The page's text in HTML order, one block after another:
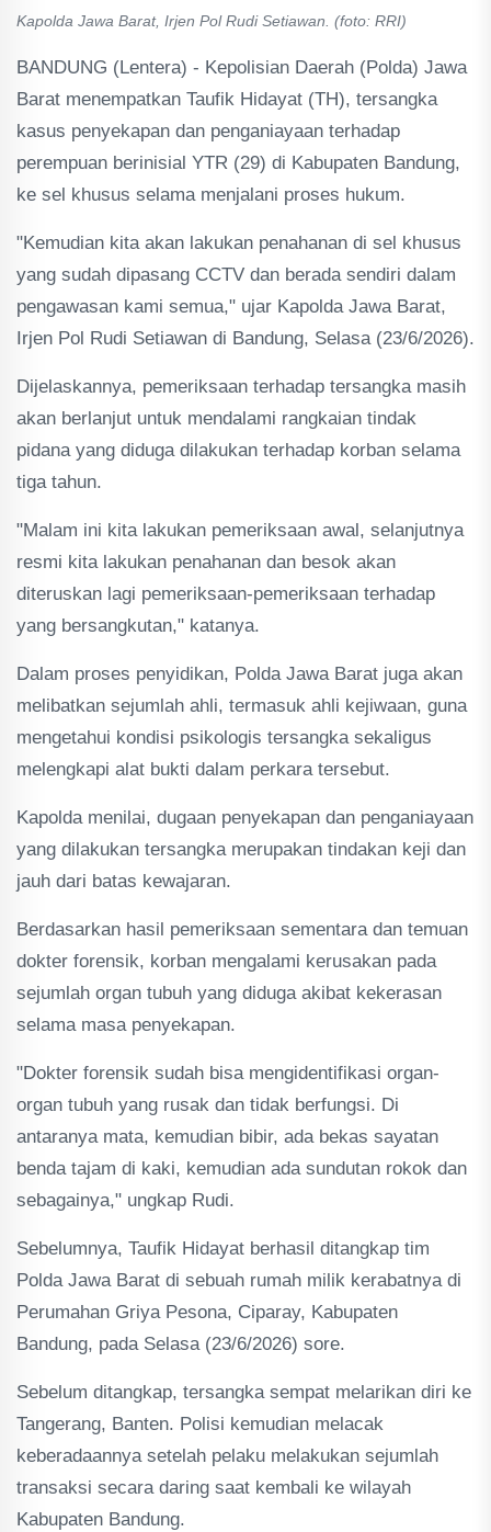
Kapolda Jawa Barat, Irjen Pol Rudi Setiawan. (foto: RRI)
BANDUNG (Lentera) - Kepolisian Daerah (Polda) Jawa
Barat menempatkan Taufik Hidayat (TH), tersangka
kasus penyekapan dan penganiayaan terhadap
perempuan berinisial YTR (29) di Kabupaten Bandung,
ke sel khusus selama menjalani proses hukum.
"Kemudian kita akan lakukan penahanan di sel khusus
yang sudah dipasang CCTV dan berada sendiri dalam
pengawasan kami semua," ujar Kapolda Jawa Barat,
Irjen Pol Rudi Setiawan di Bandung, Selasa (23/6/2026).
Dijelaskannya, pemeriksaan terhadap tersangka masih
akan berlanjut untuk mendalami rangkaian tindak
pidana yang diduga dilakukan terhadap korban selama
tiga tahun.
"Malam ini kita lakukan pemeriksaan awal, selanjutnya
resmi kita lakukan penahanan dan besok akan
diteruskan lagi pemeriksaan-pemeriksaan terhadap
yang bersangkutan," katanya.
Dalam proses penyidikan, Polda Jawa Barat juga akan
melibatkan sejumlah ahli, termasuk ahli kejiwaan, guna
mengetahui kondisi psikologis tersangka sekaligus
melengkapi alat bukti dalam perkara tersebut.
Kapolda menilai, dugaan penyekapan dan penganiayaan
yang dilakukan tersangka merupakan tindakan keji dan
jauh dari batas kewajaran.
Berdasarkan hasil pemeriksaan sementara dan temuan
dokter forensik, korban mengalami kerusakan pada
sejumlah organ tubuh yang diduga akibat kekerasan
selama masa penyekapan.
"Dokter forensik sudah bisa mengidentifikasi organ-
organ tubuh yang rusak dan tidak berfungsi. Di
antaranya mata, kemudian bibir, ada bekas sayatan
benda tajam di kaki, kemudian ada sundutan rokok dan
sebagainya," ungkap Rudi.
Sebelumnya, Taufik Hidayat berhasil ditangkap tim
Polda Jawa Barat di sebuah rumah milik kerabatnya di
Perumahan Griya Pesona, Ciparay, Kabupaten
Bandung, pada Selasa (23/6/2026) sore.
Sebelum ditangkap, tersangka sempat melarikan diri ke
Tangerang, Banten. Polisi kemudian melacak
keberadaannya setelah pelaku melakukan sejumlah
transaksi secara daring saat kembali ke wilayah
Kabupaten Bandung.